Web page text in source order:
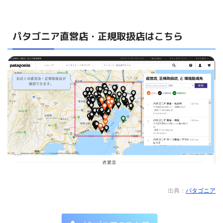
パタゴニア直営店・正規取扱店はこちら
出典： パタゴニア